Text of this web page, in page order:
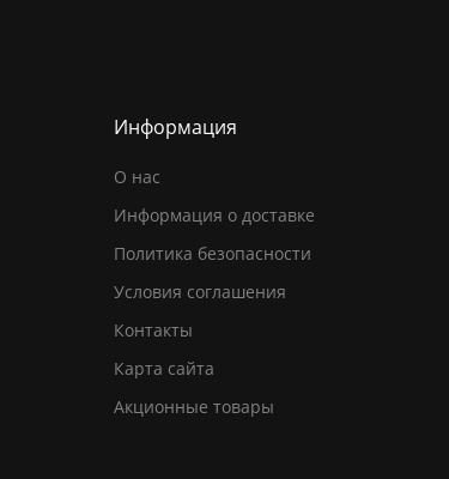
Информация
О нас
Информация о доставке
Политика безопасности
Условия соглашения
Контакты
Карта сайта
Акционные товары